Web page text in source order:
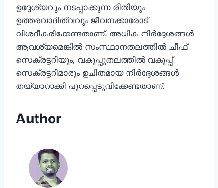
ഉദ്ദേശ്യവും നടപ്പാക്കുന്ന രീതിയും
ഉത്തരവാദിത്വവും ജീവനക്കാരോട്
വിശദീകരിക്കേണ്ടതാണ്. അധിക നിർദ്ദേശങ്ങൾ
ആവശ്യമെങ്കിൽ സംസ്ഥാനതലത്തിൽ ചീഫ്
സെക്രട്ടറിയും, വകുപ്പുതലത്തിൽ വകുപ്പ്
സെക്രട്ടറിമാരും ഉചിതമായ നിർദ്ദേശങ്ങൾ
തയ്യാറാക്കി പുറപ്പെടുവിക്കേണ്ടതാണ്.
Author